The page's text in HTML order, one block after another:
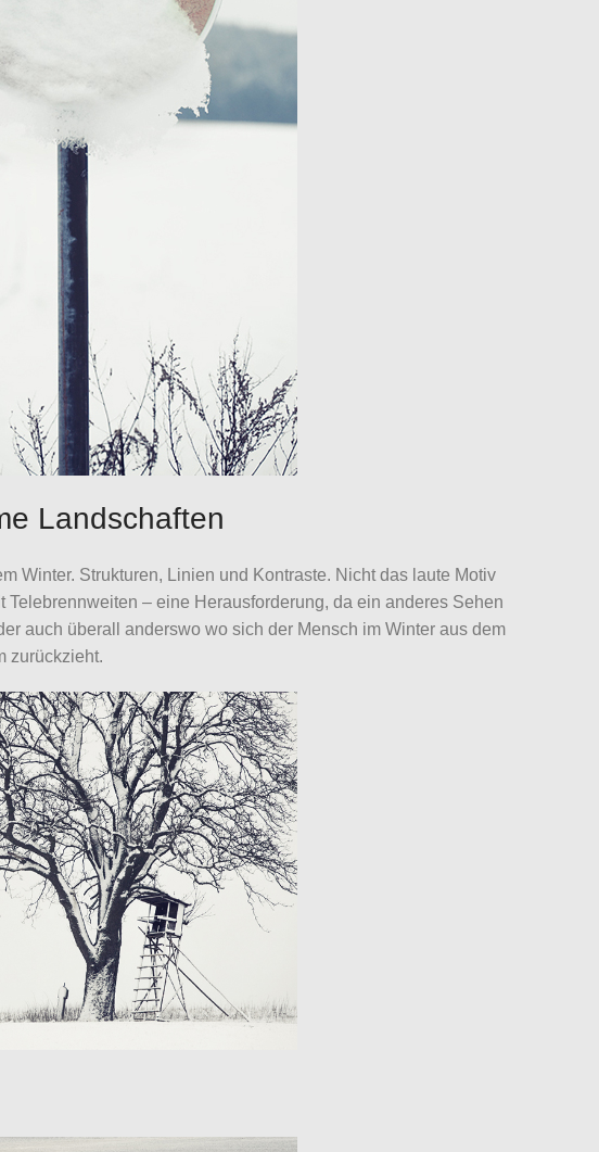
Landschaften
Winter. Strukturen, Linien und Kontraste. Nicht das laute Motiv
– eine Herausforderung, da ein anderes Sehen
auch überall anderswo wo sich der Mensch im Winter aus dem
zurückzieht.